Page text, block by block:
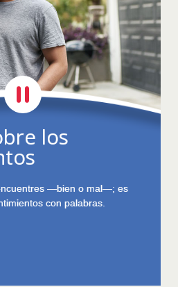
estrés
la vida que te estresan,
calma, eliminar el estrés y